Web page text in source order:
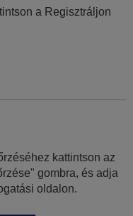
a Regisztráljon
kattintson az
gombra, és adja
oldalon.